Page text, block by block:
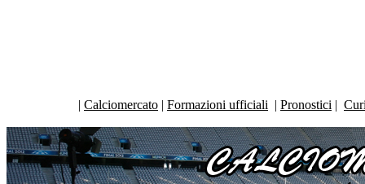
| Calciomercato | Formazioni ufficiali | Pronostici |